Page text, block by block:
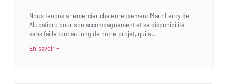
Nous tenons à remercier chaleureusement Marc Leroy de
Alubatipro pour son accompagnement et sa disponibilité
sans faille tout au long de notre projet, qui a...
En savoir +